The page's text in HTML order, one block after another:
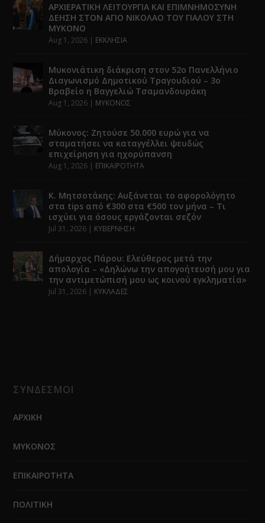
ΑΡΧΙΕΡΑΤΙΚΗ ΛΕΙΤΟΥΡΓΙΑ ΚΑΙ ΕΠΙΜΝΗΜΟΣΥΝΗ
ΔΕΗΣΗ ΣΤΟΝ ΑΓΙΟ ΝΙΚΟΛΑΟ ΤΟΥ ΓΙΑΛΟΥ ΣΤΗ
ΜΥΚΟΝΟ
Aug 1, 2026 | ΕΚΚΛΗΣΙΑ
Μυκονιάτικη διάκριση στον 52ο Πανελλήνιο
Διαγωνισμό Δημοτικού Τραγουδιού – 3ο
Βραβείο η Βαγγελιώ Τσαμανδουράκη
Aug 1, 2026 | ΜΥΚΟΝΟΣ
Μύκονος: Ζητούσε 50.000 ευρώ για να
σταματήσει να καταγγέλλει ψευδώς
επιχείρηση για ηχορύπανση
Aug 1, 2026 | ΕΠΙΚΑΙΡΟΤΗΤΑ
Κ. Μητσοτάκης: Αυξάνεται το αφορολόγητο
στα tips από €300 στα €500 τον μήνα – Τι
ισχύει για όσους εργάζονται σεζόν
Jul 31, 2026 | ΚΥΒΕΡΝΗΣΗ
Δήμαρχος Πάρου: Ελεύθερος μετά την
απολογία – «Δηλώνω την απογοήτευσή μου για
την αντιμετώπισή μου ως κοινού εγκληματία»
Jul 31, 2026 | ΚΥΚΛΑΔΕΣ
ΣΥΝΔΕΣΜΟΙ
ΑΡΧΙΚΗ
ΜΥΚΟΝΟΣ
ΕΠΙΚΑΙΡΟΤΗΤΑ
ΠΟΛΙΤΙΚΗ